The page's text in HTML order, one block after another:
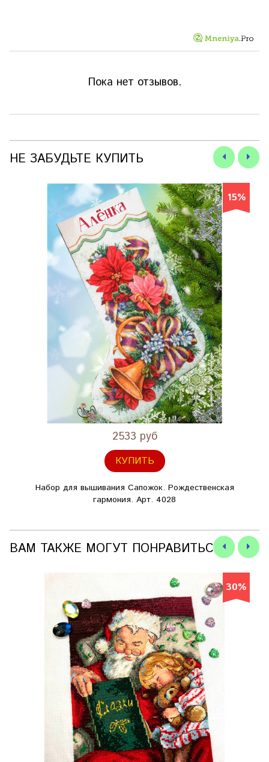
Пока нет отзывов.
НЕ ЗАБУДЬТЕ КУПИТЬ
15%
2533 руб
КУПИТЬ
Набор для вышивания Сапожок. Рождественская
гармония. Арт. 4028
ВАМ ТАКЖЕ МОГУТ ПОНРАВИТЬСЯ
30%